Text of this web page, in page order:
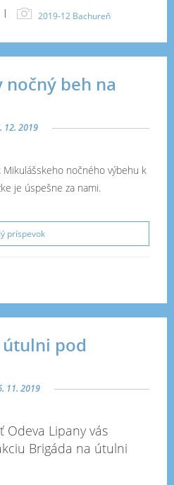
| 2019-12 Bachureň
beh na
12. 2019
Mikulášskeho nočného výbehu k
je úspešne za nami.
príspevok
útulni pod
11. 2019
Odeva Lipany vás
Brigáda na útulni